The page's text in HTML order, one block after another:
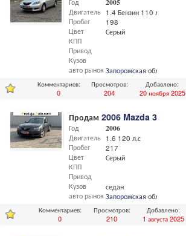
Год
Двигатель
Пробег
Цвет
КПП
Привод
Кузов
авто рынок
2005
1.4 Бензин 110 л.с
198
Серый
Запорожская обл.,
Комментариев:
0
Просмотров:
204
Добавлено:
20 ноября 2025
Продам 2006 Mazda 3
Год
Двигатель
Пробег
Цвет
КПП
Привод
Кузов
авто рынок
2006
1.6 120 л.с
217
Серый
седан
Запорожская обл.,
Комментариев:
0
Просмотров:
210
Добавлено:
1 августа 2025